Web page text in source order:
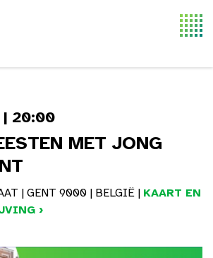
| 20:00
MET JONG
| GENT 9000 | BELGIË | KAART EN
›